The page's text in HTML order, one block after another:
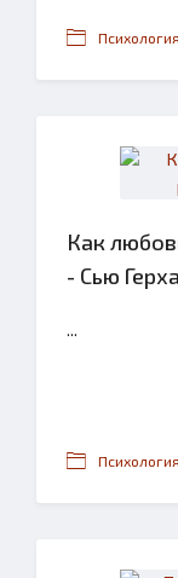
Как
- Сью
...
Психология